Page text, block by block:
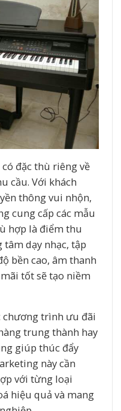
đặc thù riêng về
cầu. Với khách
thông vui nhộn,
cung cấp các mẫu
hợp là điểm thu
dạy nhạc, tập
bền cao, âm thanh
tốt sẽ tạo niềm
chương trình ưu đãi
trung thành hay
giúp thúc đẩy
này cần
với từng loại
hiệu quả và mang